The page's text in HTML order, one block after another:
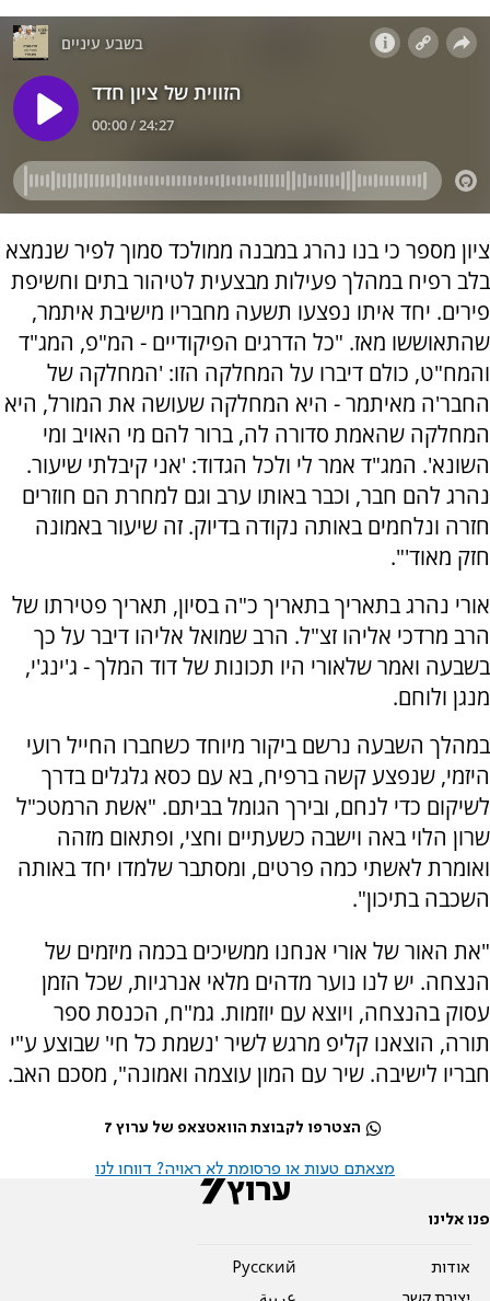
ציון מספר כי בנו נהרג במבנה ממולכד סמוך לפיר שנמצא
בלב רפיח במהלך פעילות מבצעית לטיהור בתים וחשיפת
פירים. יחד איתו נפצעו תשעה מחבריו מישיבת איתמר,
שהתאוששו מאז. "כל הדרגים הפיקודיים - המ"פ, המג"ד
והמח"ט, כולם דיברו על המחלקה הזו: 'המחלקה של
החבר'ה מאיתמר - היא המחלקה שעושה את המורל, היא
המחלקה שהאמת סדורה לה, ברור להם מי האויב ומי
השונא'. המג"ד אמר לי ולכל הגדוד: 'אני קיבלתי שיעור.
נהרג להם חבר, וכבר באותו ערב וגם למחרת הם חוזרים
חזרה ונלחמים באותה נקודה בדיוק. זה שיעור באמונה
חזק מאוד'".
אורי נהרג בתאריך בתאריך כ"ה בסיון, תאריך פטירתו של
הרב מרדכי אליהו זצ"ל. הרב שמואל אליהו דיבר על כך
בשבעה ואמר שלאורי היו תכונות של דוד המלך - ג'ינג'י,
מנגן ולוחם.
במהלך השבעה נרשם ביקור מיוחד כשחברו החייל רועי
היזמי, שנפצע קשה ברפיח, בא עם כסא גלגלים בדרך
לשיקום כדי לנחם, ובירך הגומל בביתם. "אשת הרמטכ"ל
שרון הלוי באה וישבה כשעתיים וחצי, ופתאום מזהה
ואומרת לאשתי כמה פרטים, ומסתבר שלמדו יחד באותה
השכבה בתיכון".
"את האור של אורי אנחנו ממשיכים בכמה מיזמים של
הנצחה. יש לנו נוער מדהים מלאי אנרגיות, שכל הזמן
עסוק בהנצחה, ויוצא עם יוזמות. גמ"ח, הכנסת ספר
תורה, הוצאנו קליפ מרגש לשיר 'נשמת כל חי' שבוצע ע"י
חבריו לישיבה. שיר עם המון עוצמה ואמונה", מסכם האב.
הצטרפו לקבוצת הוואטצאפ של ערוץ 7
מצאתם טעות או פרסומת לא ראויה? דווחו לנו
פנו אלינו
אודות
Pусский